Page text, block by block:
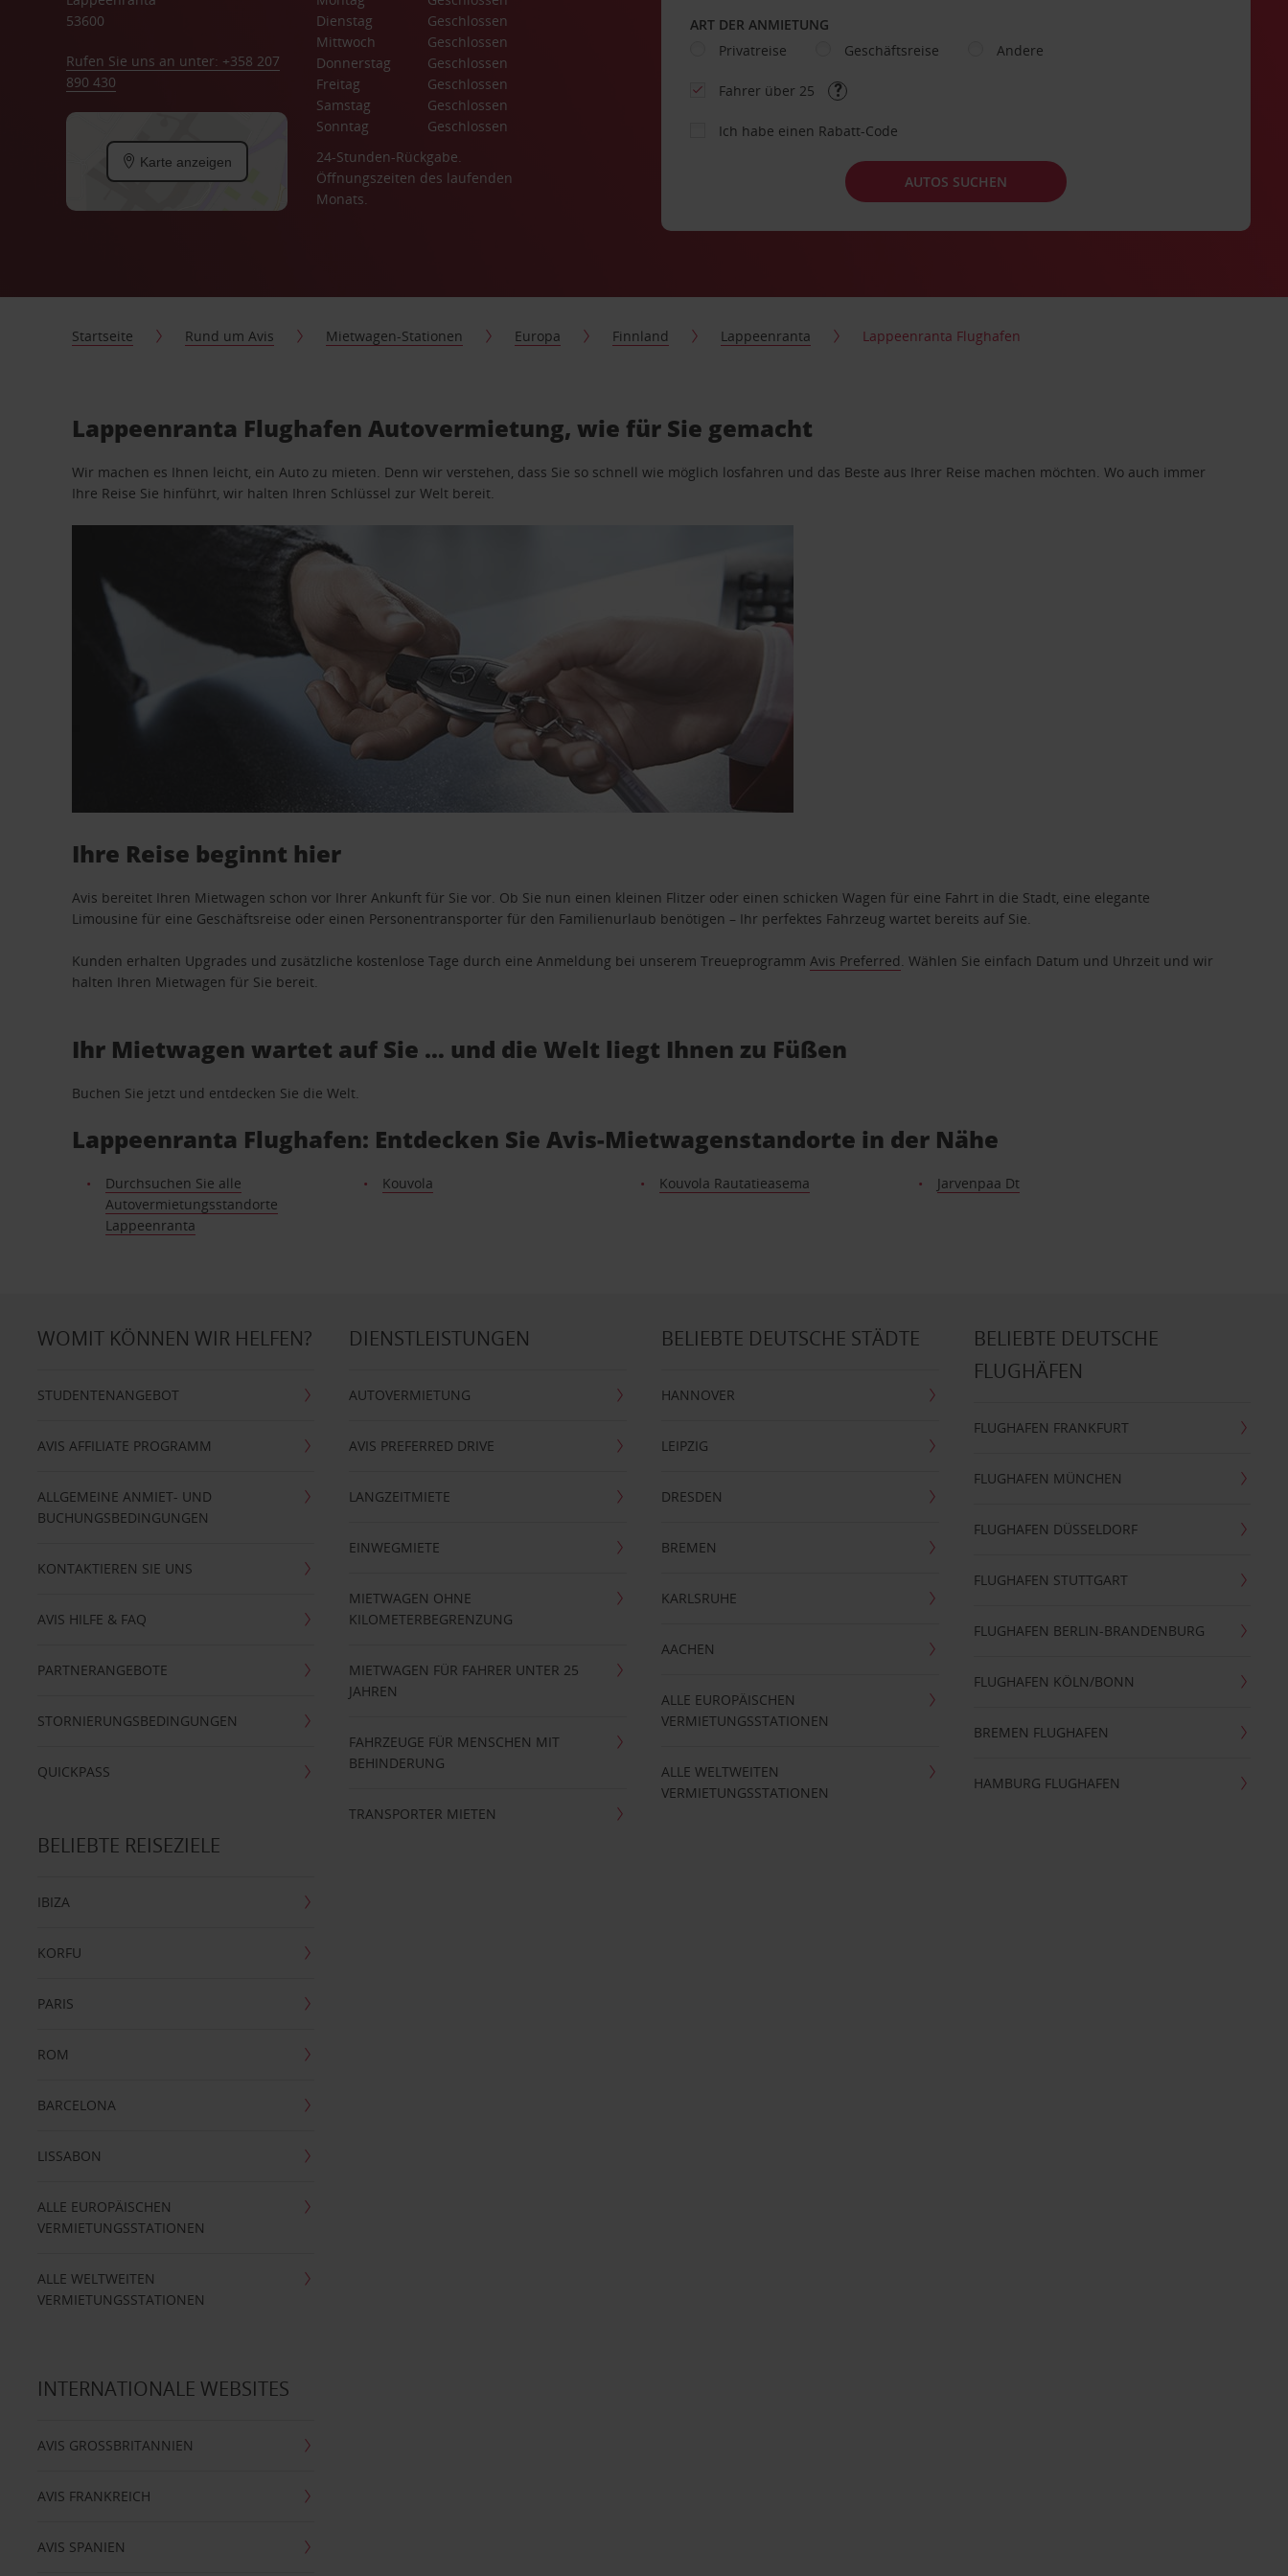
53600
Rufen Sie uns an unter: +358 207
890 430
Karte anzeigen
Dienstag
Geschlossen
Mittwoch
Geschlossen
Donnerstag
Geschlossen
Freitag
Geschlossen
Samstag
Geschlossen
Sonntag
Geschlossen
24-Stunden-Rückgabe.
Öffnungszeiten des laufenden
Monats.
ART DER ANMIETUNG
Privatreise
Geschäftsreise Andere
Fahrer über 25
Ich habe einen Rabatt-Code
AUTOS SUCHEN
Startseite Rund um Avis Mietwagen-Stationen Europa Finnland Lappeenranta Lappeenranta Flughafen
Lappeenranta Flughafen Autovermietung, wie für Sie gemacht
Wir machen es Ihnen leicht, ein Auto zu mieten. Denn wir verstehen, dass Sie so schnell wie möglich losfahren und das Beste aus Ihrer Reise machen möchten. Wo auch immer
Ihre Reise Sie hinführt, wir halten Ihren Schlüssel zur Welt bereit.
Ihre Reise beginnt hier
Avis bereitet Ihren Mietwagen schon vor Ihrer Ankunft für Sie vor. Ob Sie nun einen kleinen Flitzer oder einen schicken Wagen für eine Fahrt in die Stadt, eine elegante
Limousine für eine Geschäftsreise oder einen Personentransporter für den Familienurlaub benötigen – Ihr perfektes Fahrzeug wartet bereits auf Sie.
Kunden erhalten Upgrades und zusätzliche kostenlose Tage durch eine Anmeldung bei unserem TreueprogrammAvis Preferred. Wählen Sie einfach Datum und Uhrzeit und wir
halten Ihren Mietwagen für Sie bereit.
Ihr Mietwagen wartet auf Sie … und die Welt liegt Ihnen zu Füßen
Buchen Sie jetzt und entdecken Sie die Welt.
Lappeenranta Flughafen: Entdecken Sie Avis-Mietwagenstandorte in der Nähe
Durchsuchen Sie alle
Autovermietungsstandorte
Lappeenranta
Kouvola Kouvola Rautatieasema Jarvenpaa Dt
WOMIT KÖNNEN WIR HELFEN?
STUDENTENANGEBOT
AVIS AFFILIATE PROGRAMM
ALLGEMEINE ANMIET- UND
BUCHUNGSBEDINGUNGEN
KONTAKTIEREN SIE UNS
AVIS HILFE & FAQ
PARTNERANGEBOTE
STORNIERUNGSBEDINGUNGEN
QUICKPASS
DIENSTLEISTUNGEN
AUTOVERMIETUNG
AVIS PREFERRED DRIVE
LANGZEITMIETE
EINWEGMIETE
MIETWAGEN OHNE
KILOMETERBEGRENZUNG
MIETWAGEN FÜR FAHRER UNTER 25
JAHREN
FAHRZEUGE FÜR MENSCHEN MIT
BEHINDERUNG
TRANSPORTER MIETEN
BELIEBTE DEUTSCHE STÄDTE
HANNOVER
LEIPZIG
DRESDEN
BREMEN
KARLSRUHE
AACHEN
ALLE EUROPÄISCHEN
VERMIETUNGSSTATIONEN
ALLE WELTWEITEN
VERMIETUNGSSTATIONEN
BELIEBTE DEUTSCHE
FLUGHÄFEN
FLUGHAFEN FRANKFURT
FLUGHAFEN MÜNCHEN
FLUGHAFEN DÜSSELDORF
FLUGHAFEN STUTTGART
FLUGHAFEN BERLIN-BRANDENBURG
FLUGHAFEN KÖLN/BONN
BREMEN FLUGHAFEN
HAMBURG FLUGHAFEN
BELIEBTE REISEZIELE
IBIZA
KORFU
PARIS
ROM
BARCELONA
LISSABON
ALLE EUROPÄISCHEN
VERMIETUNGSSTATIONEN
ALLE WELTWEITEN
VERMIETUNGSSTATIONEN
INTERNATIONALE WEBSITES
AVIS GROSSBRITANNIEN
AVIS FRANKREICH
AVIS SPANIEN